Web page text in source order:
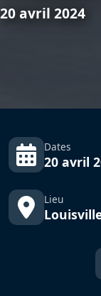
20 avril 2024
Dates
20 avril
Lieu